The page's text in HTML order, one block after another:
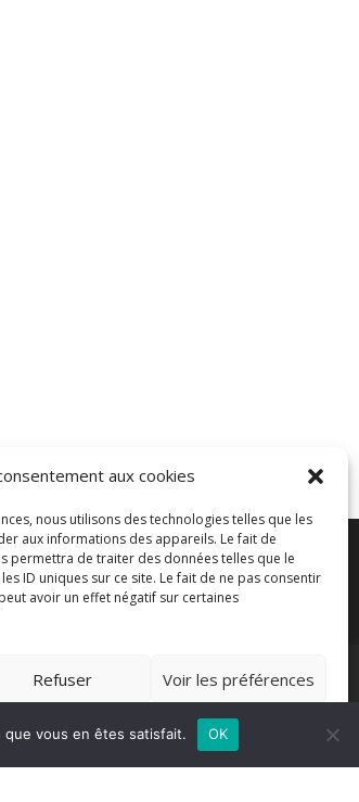
aux cookies
nous utilisons des technologies telles que les
aux informations des appareils. Le fait de
permettra de traiter des données telles que le
ID uniques sur ce site. Le fait de ne pas consentir
avoir un effet négatif sur certaines
Refuser Voir les préférences
Politique de cookies
vous en êtes satisfait. OK